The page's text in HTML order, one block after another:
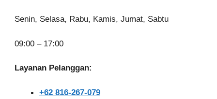
Senin, Selasa, Rabu, Kamis, Jumat, Sabtu
09:00 – 17:00
Layanan Pelanggan:
+62 816-267-079